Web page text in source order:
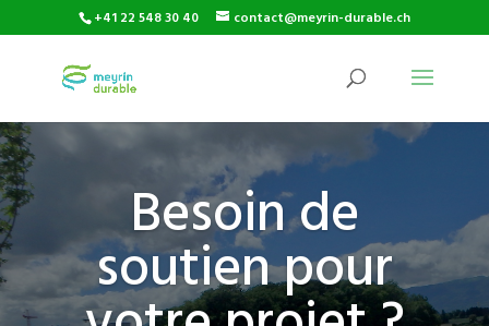
+41 22 548 30 40 contact@meyrin-durable.ch
Besoin de
soutien pour